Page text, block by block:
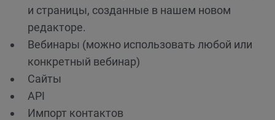
и страницы, созданные в нашем новом
редакторе.
Вебинары (можно использовать любой или
конкретный вебинар)
Сайты
API
Импорт контактов